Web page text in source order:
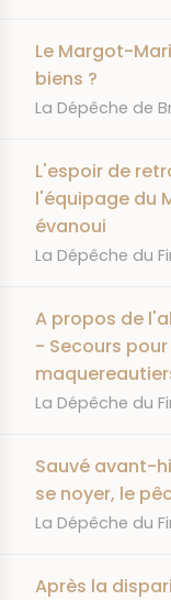
Le Margot-
biens ?
JOURNAL
La Dépêche de
L'espoir de
l'équipage du
évanoui
JOURNAL
La Dépêche du
A propos de
- Secours
JOURNAL
La Dépêche du
Sauvé avant-
se noyer, le
JOURNAL
La Dépêche du
Après la